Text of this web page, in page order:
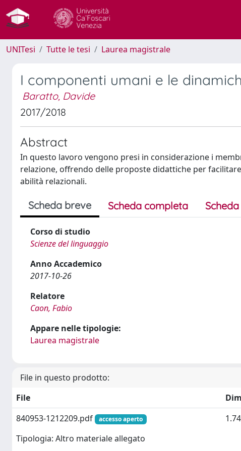
UNITesi Tutte le tesi Laurea magistrale
I componenti umani e le
Baratto, Davide
2017/2018
Abstract
In questo lavoro vengono presi in considerazione i
relazione, offrendo delle proposte didattiche per
abilità relazionali.
Scheda breve Scheda completa
Corso di studio
Scienze del linguaggio
Anno Accademico
2017-10-26
Relatore
Caon, Fabio
Appare nelle tipologie:
Laurea magistrale
File in questo prodotto:
File
840953-1212209.pdf
accesso aperto
Tipologia: Altro materiale allegato